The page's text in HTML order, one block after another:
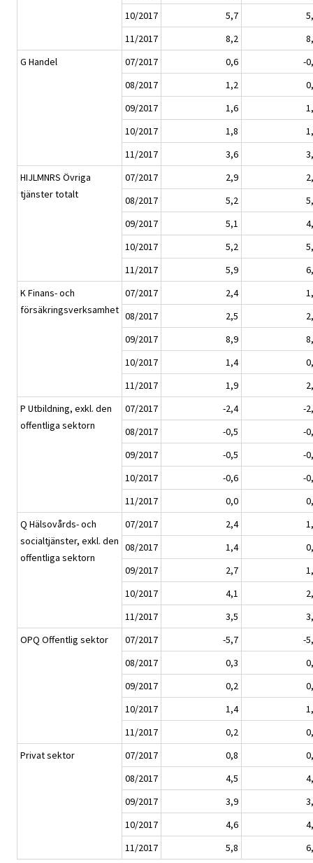
10/2017
5,7
11/2017
8,2
G Handel
07/2017 0,6
-
08/2017
1,2
09/2017
1,6
10/2017
1,8
11/2017
3,6
HIJLMNRS Övriga
tjänster totalt
07/2017 2,9
08/2017
5,2
09/2017
5,1
10/2017
5,2
11/2017
5,9
K Finans- och
försäkringsverksamhet
07/2017 2,4
08/2017
2,5
09/2017
8,9
10/2017
1,4
11/2017
1,9
P Utbildning, exkl. den
offentliga sektorn
07/2017 -2,4
-
08/2017
-0,5
-
09/2017
-0,5
-
10/2017
-0,6
-
11/2017
0,0
Q Hälsovårds- och
socialtjänster, exkl. den
offentliga sektorn
07/2017 2,4
08/2017
1,4
09/2017
2,7
10/2017
4,1
11/2017
3,5
OPQ Offentlig sektor
07/2017 -5,7
-
08/2017
0,3
09/2017
0,2
10/2017
1,4
11/2017
0,2
Privat sektor
07/2017 0,8
08/2017
4,5
09/2017
3,9
10/2017
4,6
11/2017
5,8